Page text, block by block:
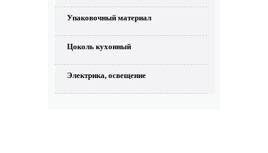
Упаковочный материал
Цоколь кухонный
Электрика, освещение